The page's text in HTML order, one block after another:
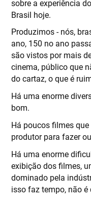
sobre a experiência
Brasil hoje.
Produzimos - nós,
ano, 150 no ano
são vistos por mais
cinema, público que
do cartaz, o que é
Há uma enorme
bom.
Há poucos filmes
produtor para fazer
Há uma enorme
exibição dos filmes,
dominado pela
isso faz tempo, não é